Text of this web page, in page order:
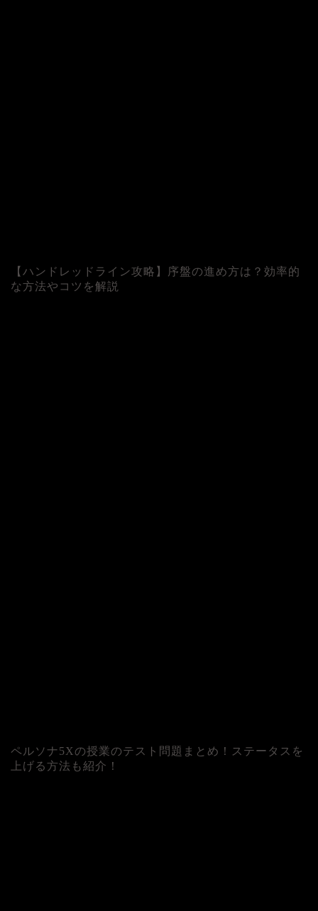
【ハンドレッドライン攻略】序盤の進め方は？効率的
な方法やコツを解説
ペルソナ5Xの授業のテスト問題まとめ！ステータスを
上げる方法も紹介！